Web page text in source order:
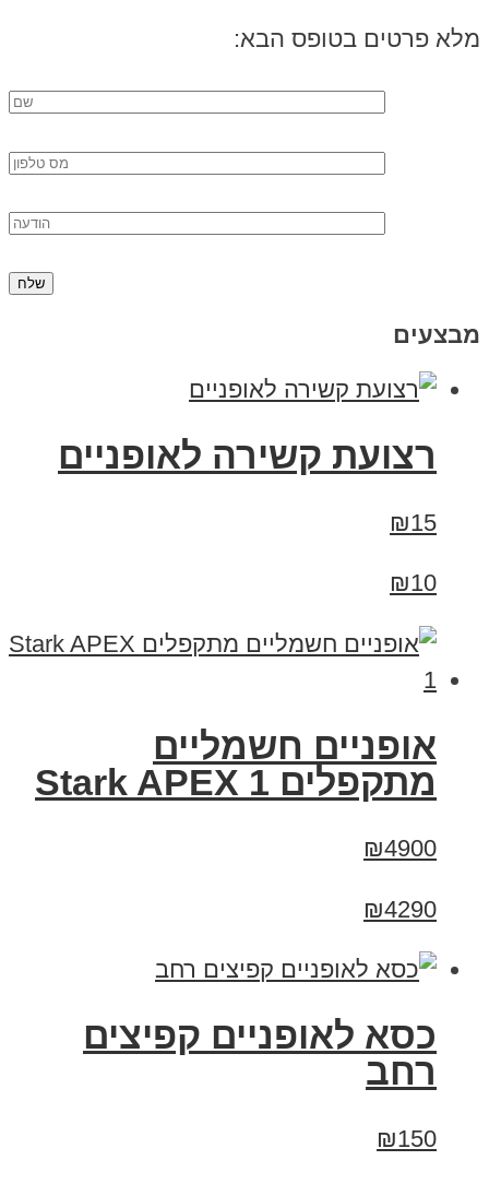
מלא פרטים בטופס הבא:
מבצעים
רצועת קשירה לאופניים
₪15
₪10
‏אופניים חשמליים
‏מתקפלים Stark APEX 1
₪4900
₪4290
כסא לאופניים קפיצים
רחב
₪150